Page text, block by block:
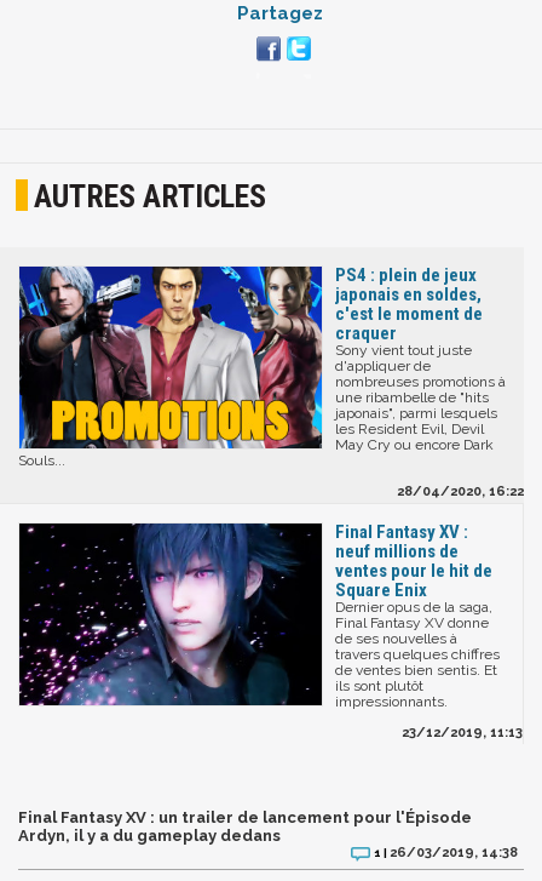
Partagez
AUTRES ARTICLES
PS4 : plein de jeux
japonais en soldes,
c'est le moment de
craquer
Sony vient tout juste
d'appliquer de
nombreuses promotions à
une ribambelle de "hits
japonais", parmi lesquels
les Resident Evil, Devil
May Cry ou encore Dark
Souls...
28/04/2020, 16:22
Final Fantasy XV :
neuf millions de
ventes pour le hit de
Square Enix
Dernier opus de la saga,
Final Fantasy XV donne
de ses nouvelles à
travers quelques chiffres
de ventes bien sentis. Et
ils sont plutôt
impressionnants.
23/12/2019, 11:13
Final Fantasy XV : un trailer de lancement pour l'Épisode
Ardyn, il y a du gameplay dedans
1 | 26/03/2019, 14:38